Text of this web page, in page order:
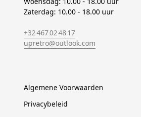
Zaterdag: 10.00 - 18.00 uur
+32 467 02 48 17
upretro@outlook.com
Algemene Voorwaarden
Privacybeleid